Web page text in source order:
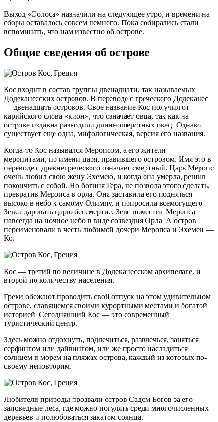
Выход «Эолоса» назначили на следующее утро, и времени на
сборы оставалось совсем немного. Пока собирались стали
вспоминать, что нам известно об острове.
Общие сведения об острове
Кос входит в состав группы двенадцати, так называемых
Додеканесских островов. В переводе с греческого Додеканес
— двенадцать островов. Свое название Кос получил от
карийского слова «кион», что означает овца, так как на
острове издавна разводили длинношерстных овец. Однако,
существует еще одна, мифологическая, версия его названия.
Когда-то Кос назывался Меропсом, а его жители —
меропитами, по имени царя, правившего островом. Имя это в
переводе с древнегреческого означает смертный. Царь Меропс
очень любил свою жену Эхемею, и когда она умерла, решил
покончить с собой. Но богиня Гера, не позвола этого сделать,
превратив Меропса в орла. Она заставила его подняться
высоко в небо к самому Олимпу, и попросила всемогущего
Зевса даровать царю бессмертие. Зевс поместил Меропса
навсегда на ночное небо в виде созвездия Орла. А остров
переименовали в честь любимой дочери Меропса и Эхемеи —
Ко.
Кос — третий по величине в Додеканесском архипелаге, и
второй по количеству населения.
Греки обожают проводить свой отпуск на этом удивительном
острове, славящемся своими курортными местами и богатой
историей. Сегодняшний Кос — это современный
туристический центр.
Здесь можно отдохнуть, подлечиться, развлечься, заняться
серфингом или дайвингом, или же просто насладиться
солнцем и морем на пляжах острова, каждый из которых по-
своему неповторим.
Любители природы прозвали остров Садом Богов за его
заповедные леса, где можно погулять среди многочисленных
деревьев и полюбоваться закатом солнца.